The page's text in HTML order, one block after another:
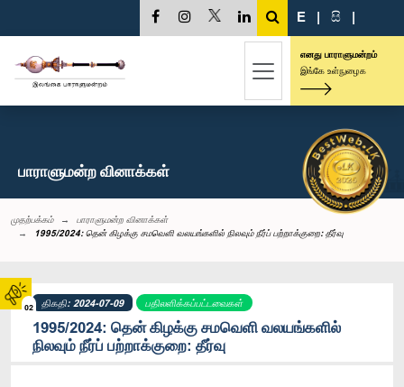
02
E | සි |
எனது பாராளுமன்றம்
இங்கே உள்நுழைக
பாராளுமன்ற வினாக்கள்
முதற்பக்கம்
பாராளுமன்ற வினாக்கள்
1995/2024: தென் கிழக்கு சமவெளி வலயங்களில் நிலவும் நீர்ப் பற்றாக்குறை: தீர்வு
திகதி: 2024-07-09 பதிலளிக்கப்பட்டவைகள்
1995/2024: தென் கிழக்கு சமவெளி வலயங்களில்
நிலவும் நீர்ப் பற்றாக்குறை: தீர்வு